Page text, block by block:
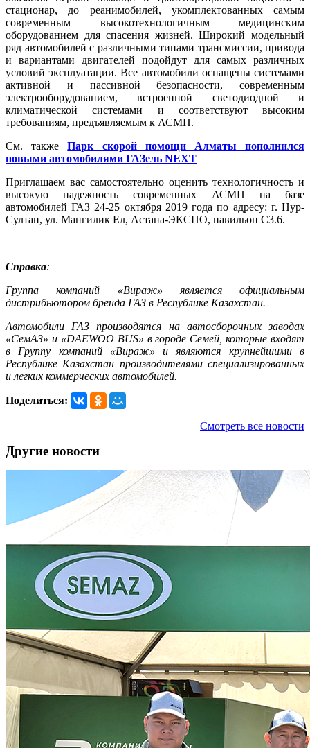
стационар, до реанимобилей, укомплектованных самым
современным высокотехнологичным медицинским
оборудованием для спасения жизней. Широкий модельный
ряд автомобилей с различными типами трансмиссии, привода
и вариантами двигателей подойдут для самых различных
условий эксплуатации. Все автомобили оснащены системами
активной и пассивной безопасности, современным
электрооборудованием, встроенной светодиодной и
климатической системами и соответствуют высоким
требованиям, предъявляемым к АСМП.
См. такжеПарк скорой помощи Алматы пополнился
новыми автомобилями ГАЗель NEXT
Приглашаем вас самостоятельно оценить технологичность и
высокую надежность современных АСМП на базе
автомобилей ГАЗ 24-25 октября 2019 года по адресу: г. Нур-
Султан, ул. Мангилик Ел, Астана-ЭКСПО, павильон С3.6.
Справка:
Группа компаний «Вираж» является официальным
дистрибьютором бренда ГАЗ в Республике Казахстан.
Автомобили ГАЗ производятся на автосборочных заводах
«СемАЗ» и «DAEWOO BUS» в городе Семей, которые входят
в Группу компаний «Вираж» и являются крупнейшими в
Республике Казахстан производителями специализированных
и легких коммерческих автомобилей.
Поделиться:
Смотреть все новости
Другие новости